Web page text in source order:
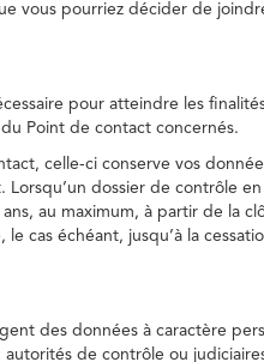
vous pourriez décider de
pour atteindre les
Point de contact concernés.
celle-ci conserve vos
dossier de contrôle
au maximum, à partir de la
cas échéant, jusqu’à la
des données à caractère
autorités de contrôle ou